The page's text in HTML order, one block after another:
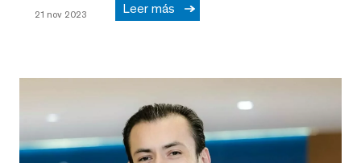
21 nov 2023 Leer más